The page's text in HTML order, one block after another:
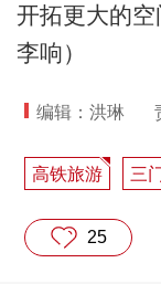
开拓更大的
李响）
编辑：洪琳
高铁旅游 三
25